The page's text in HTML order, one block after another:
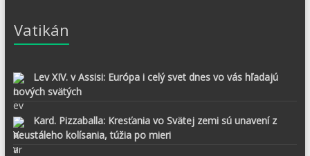
Vatikán
Lev XIV. v Assisi: Európa i celý svet dnes vo vás hľadajú
nových svätých
Kard. Pizzaballa: Kresťania vo Svätej zemi sú unavení z
neustáleho kolísania, túžia po mieri